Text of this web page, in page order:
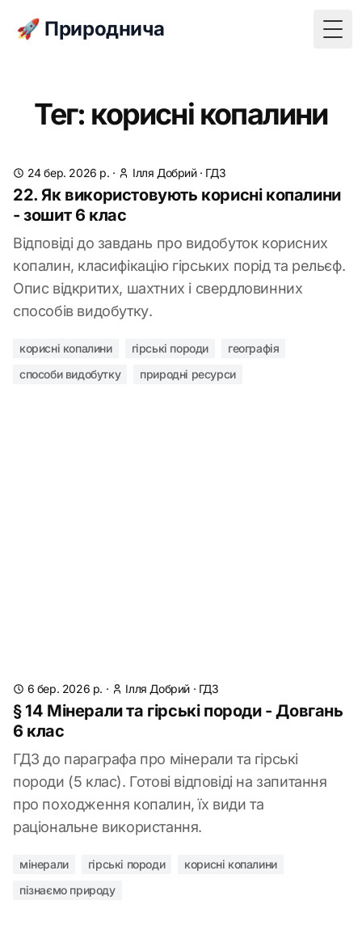
🚀 Природнича
Тег: корисні копалини
24 бер. 2026 р. · Ілля Добрий· ГДЗ
22. Як використовують корисні копалини
- зошит 6 клас
Відповіді до завдань про видобуток корисних
копалин, класифікацію гірських порід та рельєф.
Опис відкритих, шахтних і свердловинних
способів видобутку.
корисні копалини гірські породи
географія
способи видобутку
природні ресурси
6 бер. 2026 р. · Ілля Добрий · ГДЗ
§ 14 Мінерали та гірські породи - Довгань
6 клас
ГДЗ до параграфа про мінерали та гірські
породи (5 клас). Готові відповіді на запитання
про походження копалин, їх види та
раціональне використання.
мінерали гірські породи
корисні копалини
пізнаємо природу